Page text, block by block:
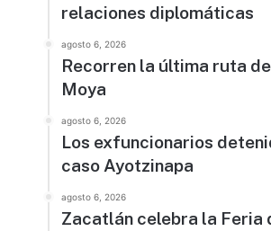
relaciones diplomáticas
agosto 6, 2026
Recorren la última ruta
Moya
agosto 6, 2026
Los exfuncionarios
caso Ayotzinapa
agosto 6, 2026
Zacatlán celebra la Feria